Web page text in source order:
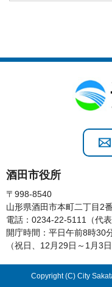
酒田市役所
〒998-8540
山形県酒田市本町二丁目2
電話：0234-22-5111（代表
開庁時間：平日午前8時30
（祝日、12月29日～1月3日
Copyright (C) City